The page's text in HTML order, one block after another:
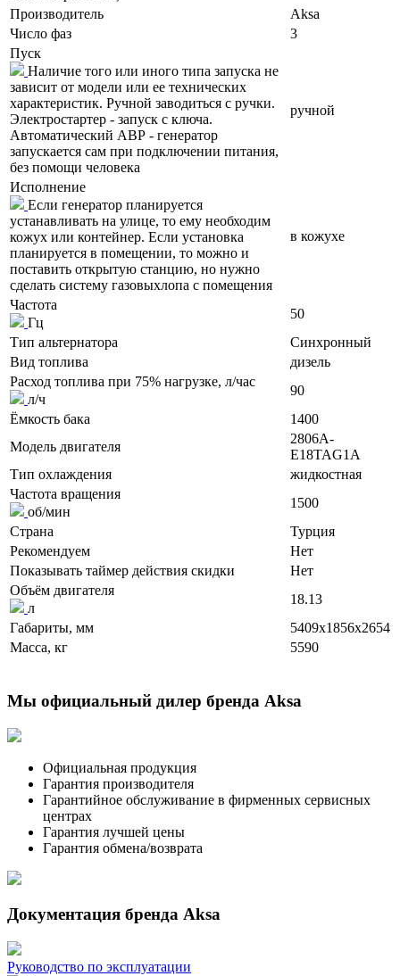
Производитель
Aksa
Число фаз
3
Пуск
Наличие того или иного типа запуска не
зависит от модели или ее технических
характеристик. Ручной заводиться с ручки.
Электростартер - запуск с ключа.
Автоматический АВР - генератор
запускается сам при подключении питания,
без помощи человека
ручной
Исполнение
Если генератор планируется
устанавливать на улице, то ему необходим
кожух или контейнер. Если установка
планируется в помещении, то можно и
поставить открытую станцию, но нужно
сделать систему газовыхлопа с помещения
в кожухе
Частота
Гц
50
Тип альтернатора
Синхронный
Вид топлива
дизель
Расход топлива при 75% нагрузке, л/час
л/ч
90
Ёмкость бака
1400
Модель двигателя
2806A-
E18TAG1A
Тип охлаждения
жидкостная
Частота вращения
об/мин
1500
Страна
Турция
Рекомендуем
Нет
Показывать таймер действия скидки
Нет
Объём двигателя
л
18.13
Габариты, мм
5409x1856x2654
Масса, кг
5590
Мы официальный дилер бренда Aksa
Официальная продукция
Гарантия производителя
Гарантийное обслуживание в фирменных сервисных
центрах
Гарантия лучшей цены
Гарантия обмена/возврата
Документация бренда Aksa
Руководство по эксплуатации